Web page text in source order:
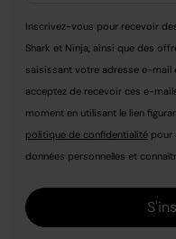
Inscrivez-vous pour recevoir
Shark et Ninja, ainsi que des
saisissant votre adresse e-mail
acceptez de recevoir ces e-
moment en utilisant le lien
politique de confidentialité pour
données personnelles et